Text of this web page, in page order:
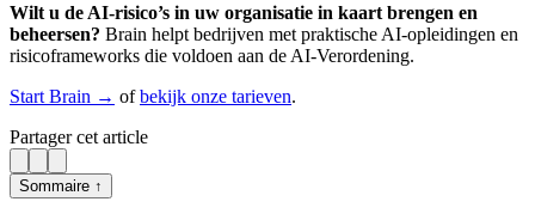
Wilt u de AI-risico’s in uw organisatie in kaart brengen en
beheersen? Brain helpt bedrijven met praktische AI-opleidingen en
risicoframeworks die voldoen aan de AI-Verordening.
Start Brain → ofbekijk onze tarieven.
Partager cet article
Sommaire ↑